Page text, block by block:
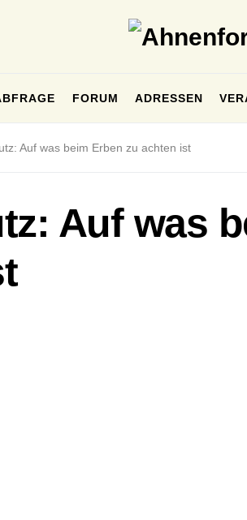
FORUM ADRESSEN
Auf was beim Erben zu achten ist
Auf was